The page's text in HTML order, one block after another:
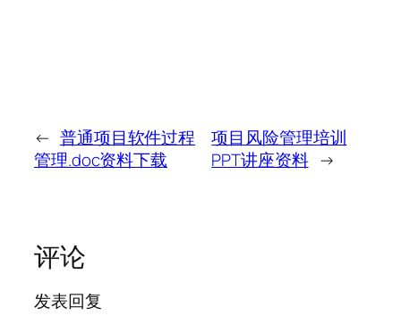
← 普通项目软件过程
管理.doc资料下载
项目风险管理培训
PPT讲座资料 →
评论
发表回复